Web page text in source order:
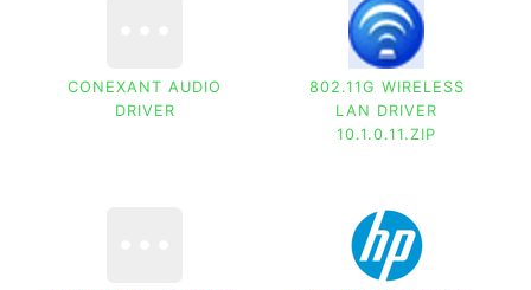
CONEXANT AUDIO
DRIVER
802.11G WIRELESS
LAN DRIVER
10.1.0.11.ZIP